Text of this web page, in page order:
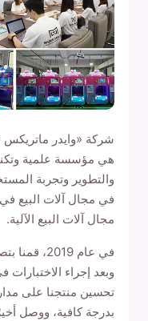
شركة «وايدر ماتريكس
هي مؤسسة علمية
والتطوير وتجربة
مجال آلات البيع الآلية.
في عام
وبعد إجراء
تحسين منتجنا على
بدرجة كافية، ووصل